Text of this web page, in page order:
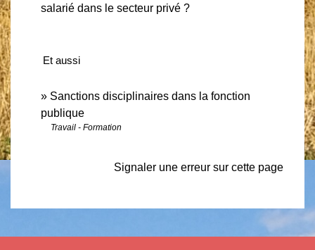
salarié dans le secteur privé ?
Et aussi
Sanctions disciplinaires dans la fonction
publique
Travail - Formation
Signaler une erreur sur cette page